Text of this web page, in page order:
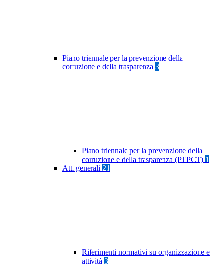
Piano triennale per la prevenzione della
corruzione e della trasparenza 3
Piano triennale per la prevenzione della
corruzione e della trasparenza (PTPCT) 1
Atti generali 21
Riferimenti normativi su organizzazione e
attività 3